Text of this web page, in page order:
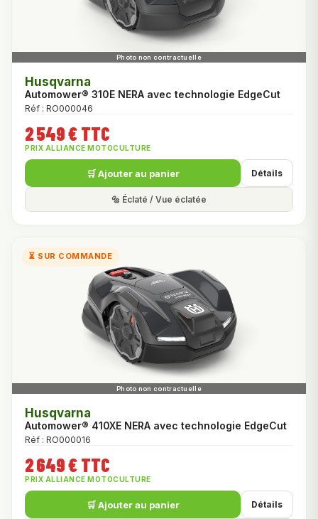
Husqvarna
Automower® 310E NERA avec technologie EdgeCut
Réf : RO000046
2 549 € TTC
PRIX ALLIANCE MOTOCULTURE
🛒 Ajouter au panier Détails
🔩 Éclaté / Vue éclatée
⏳ SUR COMMANDE
Husqvarna
Automower® 410XE NERA avec technologie EdgeCut
Réf : RO000016
2 649 € TTC
PRIX ALLIANCE MOTOCULTURE
🛒 Ajouter au panier Détails